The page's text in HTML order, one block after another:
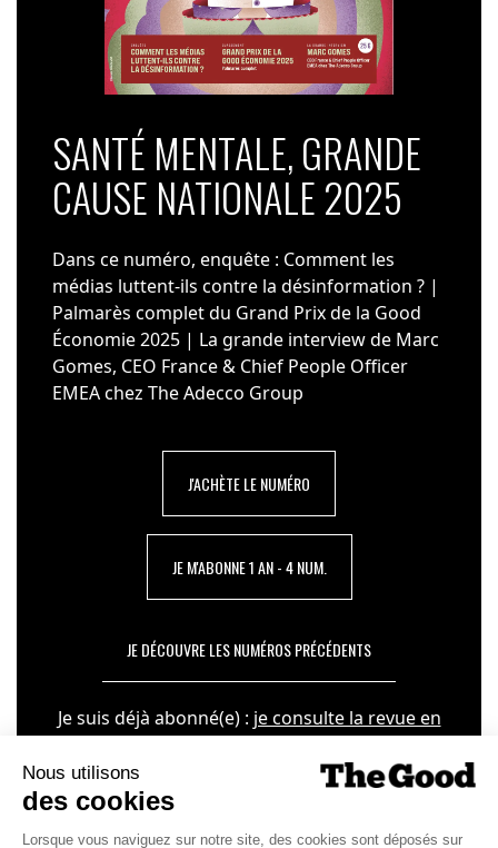
SANTÉ MENTALE, GRANDE
CAUSE NATIONALE 2025
Dans ce numéro, enquête : Comment les
médias luttent-ils contre la désinformation ? |
Palmarès complet du Grand Prix de la Good
Économie 2025 | La grande interview de Marc
Gomes, CEO France & Chief People Officer
EMEA chez The Adecco Group
J'ACHÈTE LE NUMÉRO
JE M'ABONNE 1 AN - 4 NUM.
JE DÉCOUVRE LES NUMÉROS PRÉCÉDENTS
Je suis déjà abonné(e) : je consulte la revue en